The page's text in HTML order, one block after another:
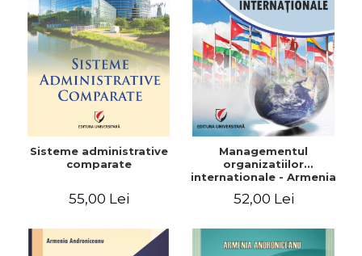
Sisteme administrative
comparate
55,00 Lei
Managementul
organizatiilor
internationale - Armenia
Androniceanu
52,00 Lei